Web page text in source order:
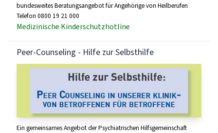
bundesweites Beratungsangebot für Angehörige von Heilberufen
Telefon 0800 19 21 000
Medizinische Kinderschutzhotline
Peer-Counseling - Hilfe zur Selbsthilfe
Ein gemeinsames Angebot der Psychiatrischen Hilfsgemeinschaft